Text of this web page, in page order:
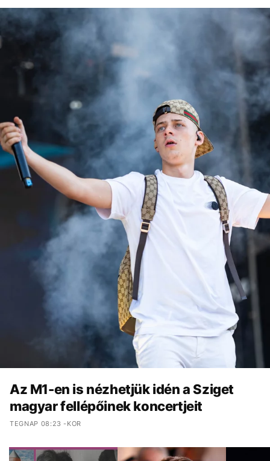
Az M1-en is nézhetjük idén a Sziget
magyar fellépőinek koncertjeit
TEGNAP 08:23 -KOR